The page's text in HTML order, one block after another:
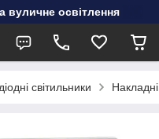
вуличне освітлення
світильники